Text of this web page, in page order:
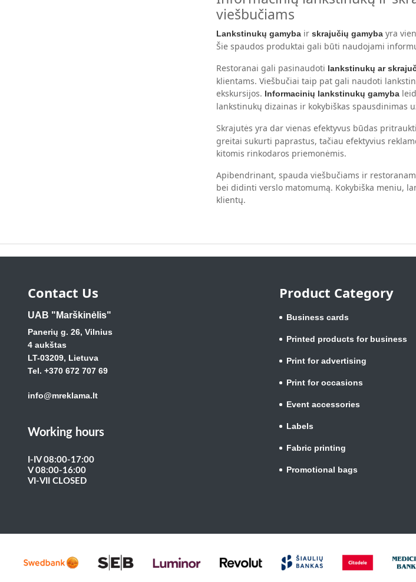
viešbučiams
Lankstinukų gamyba ir skrajučių gamyba yra
Šie spaudos produktai gali būti naudojami
Restoranai gali pasinaudoti lankstinukų ar
klientams. Viešbučiai taip pat gali naudoti
ekskursijos. Informacinių lankstinukų gamyba
lankstinukų dizainas ir kokybiškas spausdinimas
Skrajutės yra dar vienas efektyvus būdas
greitai sukurti paprastus, tačiau efektyvius
kitomis rinkodaros priemonėmis.
Apibendrinant, spauda viešbučiams ir
bei didinti verslo matomumą. Kokybiška meniu,
klientų.
Contact Us
UAB "Marškinėlis"
Panerių g. 26, Vilnius
4 aukštas
LT-03209, Lietuva
Tel. +370 672 707 69
info@mreklama.lt
Working hours
I-IV 08:00-17:00
V 08:00-16:00
VI-VII CLOSED
Product Category
Business cards
Printed products for business
Print for advertising
Print for occasions
Event accessories
Labels
Fabric printing
Promotional bags